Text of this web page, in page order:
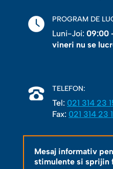
PROGRAM DE
Luni-Joi: 09:00
vineri nu se
TELEFON:
Tel: 021 314 23
Fax: 021 314 23
Mesaj informativ
stimulente si sprijin